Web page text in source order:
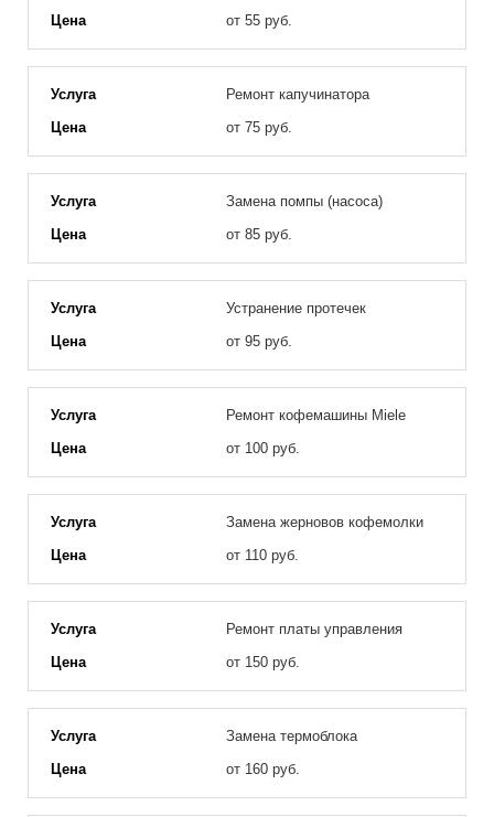
от 55 руб.
Ремонт капучинатора
от 75 руб.
Замена помпы (насоса)
от 85 руб.
Устранение протечек
от 95 руб.
Ремонт кофемашины Miele
от 100 руб.
Замена жерновов кофемолки
от 110 руб.
Ремонт платы управления
от 150 руб.
Замена термоблока
от 160 руб.